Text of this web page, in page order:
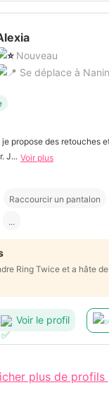
Nouveau
Se déplace à
propose des retouches
J... Voir plus
Raccourcir un pantalon
...
Ring Twice et a hâte
Voir le profil
plus de profils